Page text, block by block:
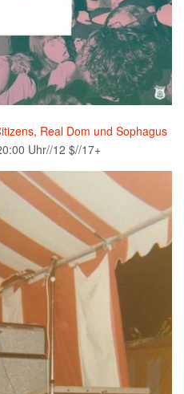
Real Dom und Sophagus
Uhr//12 $//17+